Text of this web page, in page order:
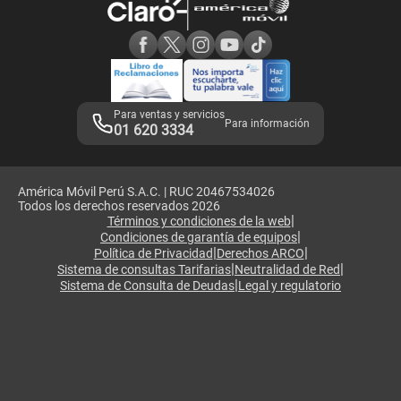
Adquirientes iPhone 6, 6S y SE
Mensaje de Seguridad
Términos y Condiciones de Tienda Claro
Libro de Reclamaciones
Legales de marketplace
Para ventas y servicios
01 620 3334 Para información
América Móvil Perú S.A.C. | RUC 20467534026
Todos los derechos reservados 2026
Términos y condiciones de la web|
Condiciones de garantía de equipos|
Política de Privacidad|Derechos ARCO|
Sistema de consultas Tarifarias|Neutralidad de Red|
Sistema de Consulta de Deudas|Legal y regulatorio